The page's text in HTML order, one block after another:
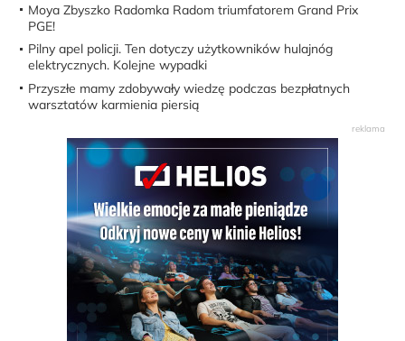
Moya Zbyszko Radomka Radom triumfatorem Grand Prix
PGE!
Pilny apel policji. Ten dotyczy użytkowników hulajnóg
elektrycznych. Kolejne wypadki
Przyszłe mamy zdobywały wiedzę podczas bezpłatnych
warsztatów karmienia piersią